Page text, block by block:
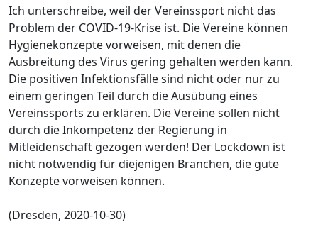
Ich unterschreibe, weil der Vereinssport nicht das
Problem der COVID-19-Krise ist. Die Vereine können
Hygienekonzepte vorweisen, mit denen die
Ausbreitung des Virus gering gehalten werden kann.
Die positiven Infektionsfälle sind nicht oder nur zu
einem geringen Teil durch die Ausübung eines
Vereinssports zu erklären. Die Vereine sollen nicht
durch die Inkompetenz der Regierung in
Mitleidenschaft gezogen werden! Der Lockdown ist
nicht notwendig für diejenigen Branchen, die gute
Konzepte vorweisen können.
(Dresden, 2020-10-30)